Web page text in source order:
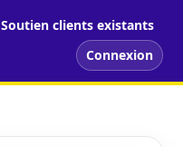
Soutien clients existants
Connexion